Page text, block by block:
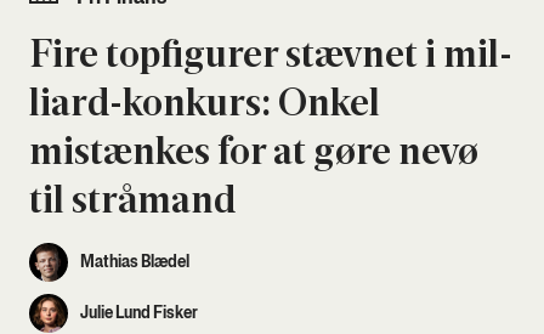
Fire top­fi­gu­rer stæv­net i mil­
li­ard-kon­kurs: Onkel
mistæn­kes for at gøre nevø
til strå­mand
Mathias Blædel
Julie Lund Fisker